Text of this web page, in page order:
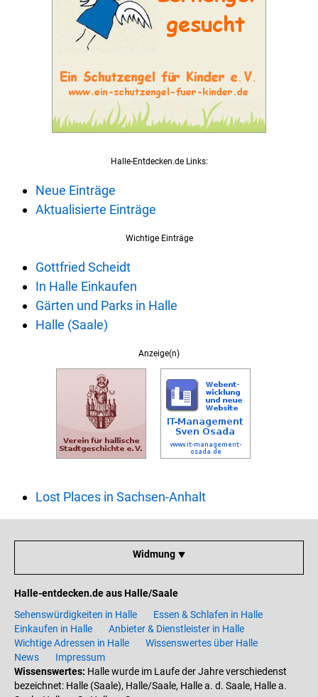
Halle-Entdecken.de Links:
Neue Einträge
Aktualisierte Einträge
Wichtige Einträge
Gottfried Scheidt
In Halle Einkaufen
Gärten und Parks in Halle
Halle (Saale)
Anzeige(n)
Lost Places in Sachsen-Anhalt
Widmung ⯆
Halle-entdecken.de aus Halle/Saale
Sehenswürdigkeiten in Halle
Essen & Schlafen in Halle
Einkaufen in Halle
Anbieter & Dienstleister in Halle
Wichtige Adressen in Halle
Wissenswertes über Halle
News
Impressum
Wissenswertes: Halle wurde im Laufe der Jahre verschiedenst
bezeichnet: Halle (Saale), Halle/Saale, Halle a. d. Saale, Halle a.